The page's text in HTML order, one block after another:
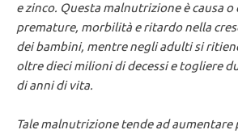
e zinco. Questa malnutrizione è causa
premature, morbilità e ritardo nella
dei bambini, mentre negli adulti si
oltre dieci milioni di decessi e togliere
di anni di vita.
Tale malnutrizione tende ad aumentare